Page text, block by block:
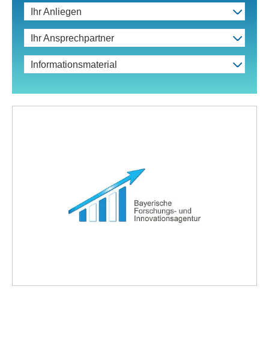
Ihr Anliegen
Ihr Ansprechpartner
Informationsmaterial